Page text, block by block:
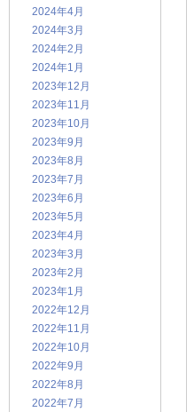
2024年4月
2024年3月
2024年2月
2024年1月
2023年12月
2023年11月
2023年10月
2023年9月
2023年8月
2023年7月
2023年6月
2023年5月
2023年4月
2023年3月
2023年2月
2023年1月
2022年12月
2022年11月
2022年10月
2022年9月
2022年8月
2022年7月